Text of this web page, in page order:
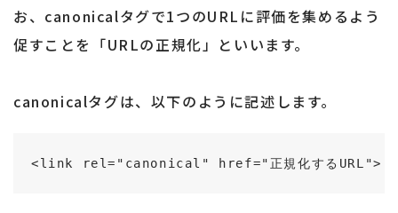
お、canonicalタグで1つのURLに評価を集めるよう
促すことを「URLの正規化」といいます。
canonicalタグは、以下のように記述します。
<link rel="canonical" href="正規化するURL">